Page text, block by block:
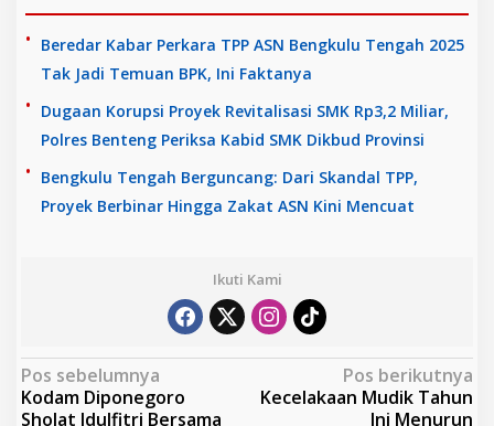
Beredar Kabar Perkara TPP ASN Bengkulu Tengah 2025
Tak Jadi Temuan BPK, Ini Faktanya
Dugaan Korupsi Proyek Revitalisasi SMK Rp3,2 Miliar,
Polres Benteng Periksa Kabid SMK Dikbud Provinsi
Bengkulu Tengah Berguncang: Dari Skandal TPP,
Proyek Berbinar Hingga Zakat ASN Kini Mencuat
Ikuti Kami
N
a
Pos sebelumnya
Kodam Diponegoro
Sholat Idulfitri Bersama
Pos berikutnya
Kecelakaan Mudik Tahun
Ini Menurun